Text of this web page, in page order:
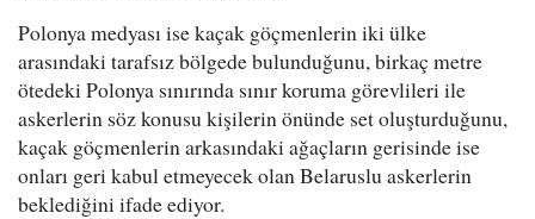
Polonya medyası ise kaçak göçmenlerin iki ülke
arasındaki tarafsız bölgede bulunduğunu, birkaç metre
ötedeki Polonya sınırında sınır koruma görevlileri ile
askerlerin söz konusu kişilerin önünde set oluşturduğunu,
kaçak göçmenlerin arkasındaki ağaçların gerisinde ise
onları geri kabul etmeyecek olan Belaruslu askerlerin
beklediğini ifade ediyor.